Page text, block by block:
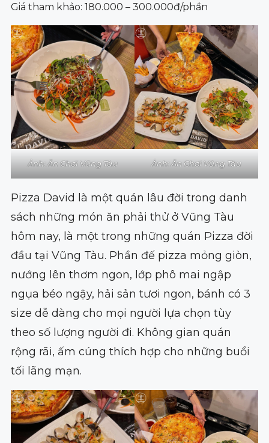
Giá tham khảo: 180.000 – 300.000đ/phần
Ảnh: Ăn Chơi Vũng Tàu Ảnh: Ăn Chơi Vũng Tàu
Pizza David là một quán lâu đời trong danh
sách những món ăn phải thử ở Vũng Tàu
hôm nay, là một trong những quán Pizza đời
đầu tại Vũng Tàu. Phần đế pizza mỏng giòn,
nướng lên thơm ngon, lớp phô mai ngập
ngụa béo ngậy, hải sản tươi ngon, bánh có 3
size dễ dàng cho mọi người lựa chọn tùy
theo số lượng người đi. Không gian quán
rộng rãi, ấm cúng thích hợp cho những buổi
tối lãng mạn.